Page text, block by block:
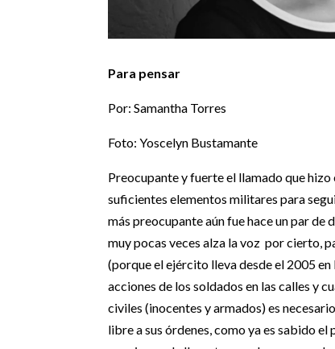
Para pensar
Por: Samantha Torres
Foto: Yoscelyn Bustamante
Preocupante y fuerte el llamado que
suficientes elementos militares para
más preocupante aún fue hace un par de
muy pocas veces alza la voz por cierto,
(porque el ejército lleva desde el 2005 en
acciones de los soldados en las calles y
civiles (inocentes y armados) es
libre a sus órdenes, como ya es sabido